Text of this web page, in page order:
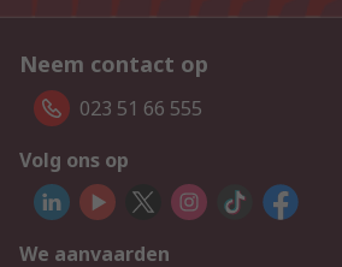
Neem contact op
023 51 66 555
Volg ons op
We aanvaarden